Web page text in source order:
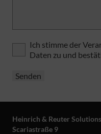
Ich stimme der
Daten zu und
Bitte lasse dieses Feld leer.
Bitte lasse dieses Feld leer.
Heinrich & Reuter
Scariastraße 9